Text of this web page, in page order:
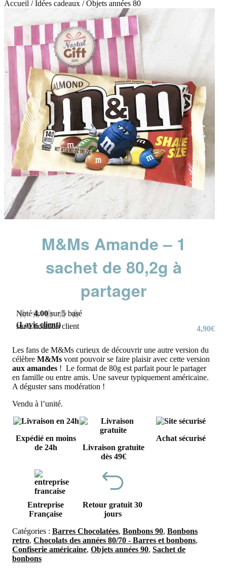
Accueil /Idées cadeaux /Objets années 80
M&Ms Amande – 1
sachet de 80,2g à
partager
Noté4.00 sur 5 basé
sur1notation client
(1avis client) 4,90€
Les fans de M&Ms curieux de découvrir une autre version du
célèbre M&Ms vont pouvoir se faire plaisir avec cette version
aux amandes ! Le format de 80g est parfait pour le partager
en famille ou entre amis. Une saveur typiquement américaine.
A déguster sans modération !
Vendu à l’unité.
Expédié en moins
de 24h
Livraison gratuite
dès 49€
Achat sécurisé
Entreprise
Française
Retour gratuit 30
jours
Catégories : Barres Chocolatées, Bonbons 90, Bonbons
retro, Chocolats des années 80/70 - Barres et bonbons,
Confiserie américaine, Objets années 90, Sachet de
bonbons